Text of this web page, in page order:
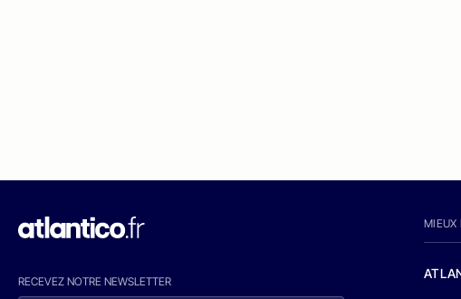
RECEVEZ NOTRE NEWSLETTER
MIEUX